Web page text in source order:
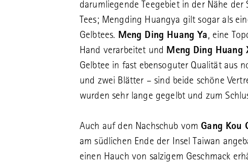
darumliegende Teegebiet in der Nähe
Tees; Mengding Huangya gilt sogar als
Gelbtees. Meng Ding Huang Ya, eine
Hand verarbeitet und Meng Ding Huang
Gelbtee in fast ebensoguter Qualität aus
und zwei Blätter – sind beide schöne
wurden sehr lange gegelbt und zum
Auch auf den Nachschub vom Gang Kou
am südlichen Ende der Insel Taiwan
einen Hauch von salzigem Geschmack